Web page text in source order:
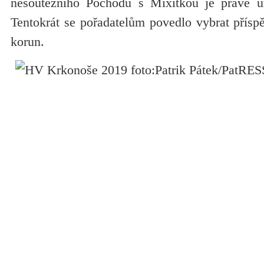
Tentokrát se pořadatelům povedlo vybrat
korun.